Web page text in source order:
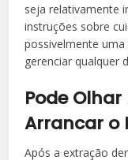
seja relativamente
instruções sobre
possivelmente
gerenciar qualquer
Pode
Arrancar o
Após a extração